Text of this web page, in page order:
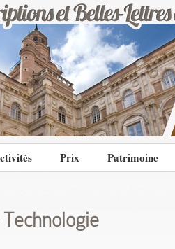
Prix Patrimoine